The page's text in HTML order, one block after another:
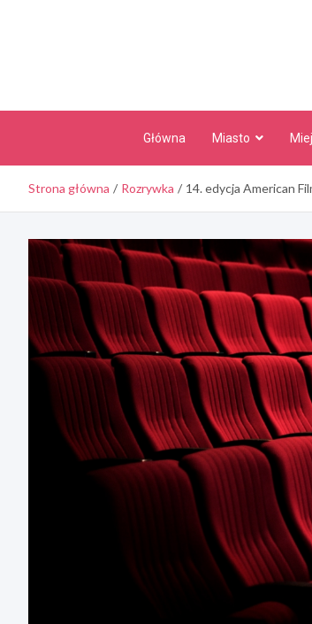
Główna Miasto
Strona główna Rozrywka 14. edycja American